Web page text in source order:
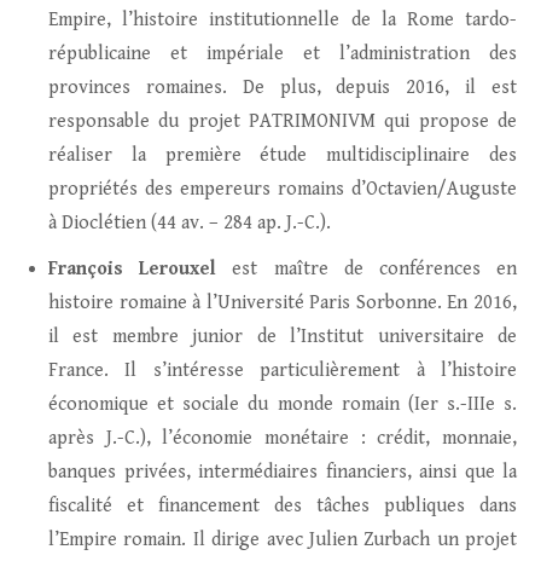
Empire, l’histoire institutionnelle de la Rome tardo-
républicaine et impériale et l’administration des
provinces romaines. De plus, depuis 2016, il est
responsable du projet PATRIMONIVM qui propose de
réaliser la première étude multidisciplinaire des
propriétés des empereurs romains d’Octavien/Auguste
à Dioclétien (44 av. – 284 ap. J.-C.).
François Lerouxel est maître de conférences en
histoire romaine à l’Université Paris Sorbonne. En 2016,
il est membre junior de l’Institut universitaire de
France. Il s’intéresse particulièrement à l’histoire
économique et sociale du monde romain (Ier s.-IIIe s.
après J.-C.), l’économie monétaire : crédit, monnaie,
banques privées, intermédiaires financiers, ainsi que la
fiscalité et financement des tâches publiques dans
l’Empire romain. Il dirige avec Julien Zurbach un projet